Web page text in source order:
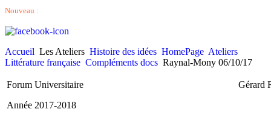
Nouveau :
Accueil Les Ateliers Histoire des idées HomePage Ateliers
Littérature française Compléments docs Raynal-Mony 06/10/17
Forum Universitaire Gérard
Année 2017-2018